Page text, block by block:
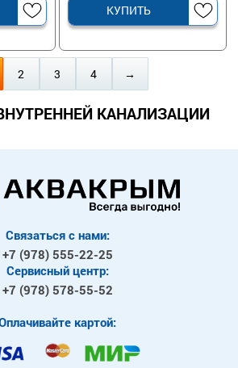
КУПИТЬ
2 3 4 →
КАНАЛИЗАЦИИ
Связаться с нами:
+7 (978) 555-22-25
Сервисный центр:
+7 (978) 578-55-52
картой: